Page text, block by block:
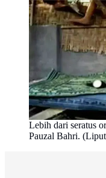
Lebih dari seratus
Pauzal Bahri.